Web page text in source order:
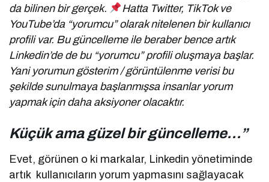
da bilinen bir gerçek.
Hatta Twitter, TikTok ve
YouTube’da “yorumcu” olarak nitelenen bir kullanıcı
profili var. Bu güncelleme ile beraber bence artık
Linkedin’de de bu “yorumcu” profili oluşmaya başlar.
Yani yorumun gösterim / görüntülenme verisi bu
şekilde sunulmaya başlanmışsa insanlar yorum
yapmak için daha aksiyoner olacaktır.
Küçük ama güzel bir güncelleme…”
Evet, görünen o ki markalar, Linkedin yönetiminde
artık kullanıcıların yorum yapmasını sağlayacak